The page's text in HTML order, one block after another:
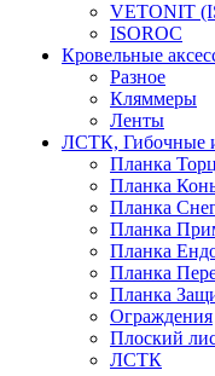
VETONIT
ISOROC
Кровельные
Разное
Кляммеры
Ленты
ЛСТК, Гибочные
Планка
Планка
Планка
Планка
Планка
Планка
Планка
Ограждения
Плоский
ЛСТК